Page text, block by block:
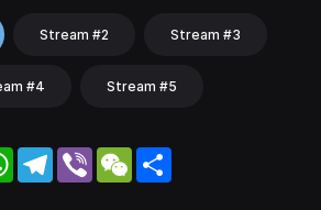
Stream #2 Stream #3
#4 Stream #5
WhatsApp
Telegram
Viber WeChat